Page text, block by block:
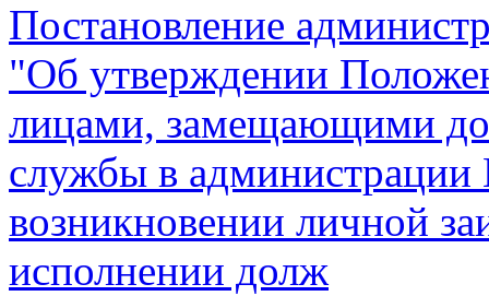
Постановление
"Об утверждении
лицами, замещающими
службы в администрации
возникновении личной
исполнении долж